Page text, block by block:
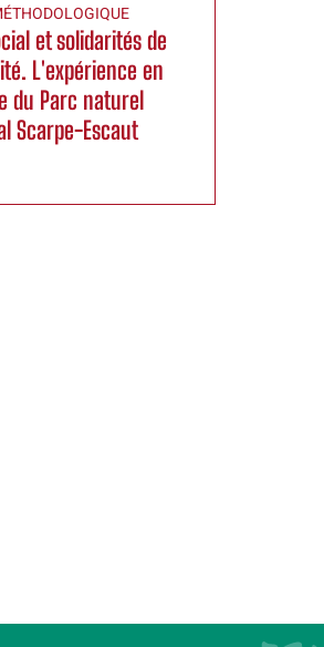
et solidarités de
L'expérience en
du Parc naturel
Scarpe-Escaut